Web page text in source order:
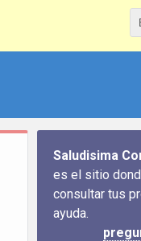
Saludisima
es el sitio
consultar tus
ayuda.